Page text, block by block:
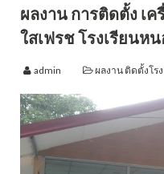
ผลงาน การติดตั้ง เ
ใสเฟรช โรงเรียนห
admin ผลงาน ติดตั้งโร